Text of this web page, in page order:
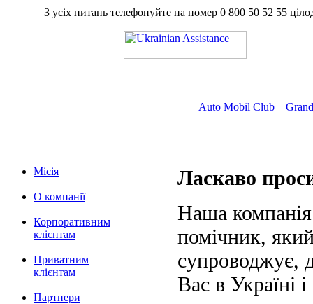
З усіх питань телефонуйте на номер 0 800 50 52 55
Auto Mobil Club
Місія
О компанії
Корпоративним
клієнтам
Приватним
клієнтам
Партнери
Ласкаво
Наша
помічник,
супроводжує,
Вас в Україні